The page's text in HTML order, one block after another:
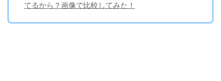
てるから？画像で比較してみた！